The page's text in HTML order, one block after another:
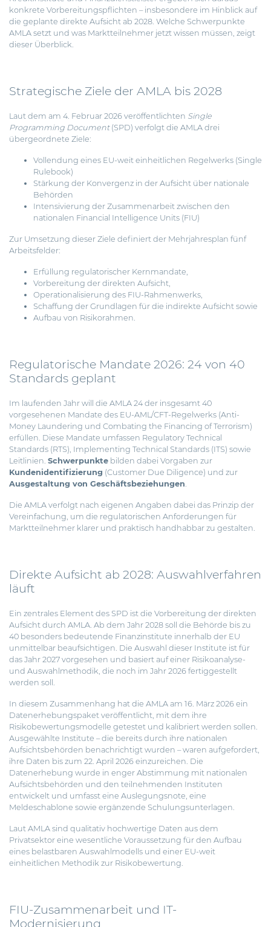
konkrete Vorbereitungspflichten – insbesondere im Hinblick auf
die geplante direkte Aufsicht ab 2028. Welche Schwerpunkte
AMLA setzt und was Marktteilnehmer jetzt wissen müssen, zeigt
dieser Überblick.
Strategische Ziele der AMLA bis 2028
Laut dem am 4. Februar 2026 veröffentlichten Single
Programming Document(SPD) verfolgt die AMLA drei
übergeordnete Ziele:
Vollendung eines EU-weit einheitlichen Regelwerks (Single
Rulebook)
Stärkung der Konvergenz in der Aufsicht über nationale
Behörden
Intensivierung der Zusammenarbeit zwischen den
nationalen Financial Intelligence Units (FIU)
Zur Umsetzung dieser Ziele definiert der Mehrjahresplan fünf
Arbeitsfelder:
Erfüllung regulatorischer Kernmandate,
Vorbereitung der direkten Aufsicht,
Operationalisierung des FIU-Rahmenwerks,
Schaffung der Grundlagen für die indirekte Aufsicht sowie
Aufbau von Risikorahmen.
Regulatorische Mandate 2026: 24 von 40
Standards geplant
Im laufenden Jahr will die AMLA 24 der insgesamt 40
vorgesehenen Mandate des EU-AML/CFT-Regelwerks (Anti-
Money Laundering und Combating the Financing of Terrorism)
erfüllen. Diese Mandate umfassen Regulatory Technical
Standards (RTS), Implementing Technical Standards (ITS) sowie
Leitlinien. Schwerpunkte bilden dabei Vorgaben zur
Kundenidentifizierung (Customer Due Diligence) und zur
Ausgestaltung von Geschäftsbeziehungen.
Die AMLA verfolgt nach eigenen Angaben dabei das Prinzip der
Vereinfachung, um die regulatorischen Anforderungen für
Marktteilnehmer klarer und praktisch handhabbar zu gestalten.
Direkte Aufsicht ab 2028: Auswahlverfahren
läuft
Ein zentrales Element des SPD ist die Vorbereitung der direkten
Aufsicht durch AMLA. Ab dem Jahr 2028 soll die Behörde bis zu
40 besonders bedeutende Finanzinstitute innerhalb der EU
unmittelbar beaufsichtigen. Die Auswahl dieser Institute ist für
das Jahr 2027 vorgesehen und basiert auf einer Risikoanalyse-
und Auswahlmethodik, die noch im Jahr 2026 fertiggestellt
werden soll.
In diesem Zusammenhang hat die AMLA am 16. März 2026 ein
Datenerhebungspaket veröffentlicht, mit dem ihre
Risikobewertungsmodelle getestet und kalibriert werden sollen.
Ausgewählte Institute – die bereits durch ihre nationalen
Aufsichtsbehörden benachrichtigt wurden – waren aufgefordert,
ihre Daten bis zum 22. April 2026 einzureichen. Die
Datenerhebung wurde in enger Abstimmung mit nationalen
Aufsichtsbehörden und den teilnehmenden Instituten
entwickelt und umfasst eine Auslegungsnote, eine
Meldeschablone sowie ergänzende Schulungsunterlagen.
Laut AMLA sind qualitativ hochwertige Daten aus dem
Privatsektor eine wesentliche Voraussetzung für den Aufbau
eines belastbaren Auswahlmodells und einer EU-weit
einheitlichen Methodik zur Risikobewertung.
FIU-Zusammenarbeit und IT-
Modernisierung